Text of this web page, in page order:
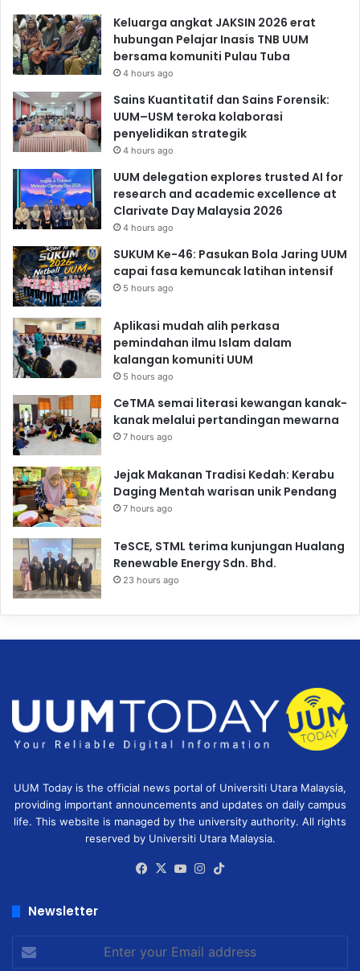
Keluarga angkat JAKSIN 2026 erat
hubungan Pelajar Inasis TNB UUM
bersama komuniti Pulau Tuba
4 hours ago
Sains Kuantitatif dan Sains Forensik:
UUM–USM teroka kolaborasi
penyelidikan strategik
4 hours ago
UUM delegation explores trusted AI for
research and academic excellence at
Clarivate Day Malaysia 2026
4 hours ago
SUKUM Ke-46: Pasukan Bola Jaring UUM
capai fasa kemuncak latihan intensif
5 hours ago
Aplikasi mudah alih perkasa
pemindahan ilmu Islam dalam
kalangan komuniti UUM
5 hours ago
CeTMA semai literasi kewangan kanak-
kanak melalui pertandingan mewarna
7 hours ago
Jejak Makanan Tradisi Kedah: Kerabu
Daging Mentah warisan unik Pendang
7 hours ago
TeSCE, STML terima kunjungan Hualang
Renewable Energy Sdn. Bhd.
23 hours ago
UUM Today is the official news portal of Universiti Utara Malaysia,
providing important announcements and updates on daily campus
life. This website is managed by the university authority. All rights
reserved by Universiti Utara Malaysia.
Facebook
X YouTubeInstagram
Newsletter
Enter
your